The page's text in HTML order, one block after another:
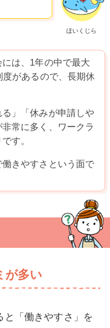
ほいくじら
は、1年の中で最大
があるので、長期休
る」「休みが申請しや
常に多く、ワークラ
す。
きやすさという面で
が多い
と「働きやすさ」を